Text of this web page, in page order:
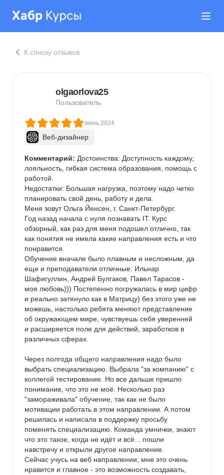
К списку отзывов
olgaorlova25
Пользователь
июнь 2024
Веб-дизайнер
Комментарий: Достоинства: Доступность каждому,
лояльность, гибкая система образования, помощь с
работой.
Недостатки: Большая нагрузка, поэтому надо четко
планировать свой день, работу и дела.
Меня зовут Ольга Йенсен, г. Санкт-Петербург.
Год назад начала с нуля познавать IT. Курс
обзорный, как раз для меня подошел отлично, так
как понятия не имела какие направления есть и что
понравится.
Обучение вначале было плавным и несложным, да
еще и преподаватели отличные: Ильнар
Шафигуллин, Андрей Булгаков, Павел Тарасов -
моя любовь))) Постепенно погружалась в мир цифр
и реально затянуло как в Матрицу) без этого уже не
можешь, настолько ребята меняют представление
об окружающем мире, чувствуешь себя уверенней
и расширяется поле для действий, заработков в
различных сферах.
Через полгода общего направления надо было
выбрать специализацию. Выбрала "за компанию" с
коллегой тестирование. Но все дальше пришло
понимание, что это не моё. Несколько раз
"замораживала" обучение, так как не было
мотивации работать в этом направлении. А потом
решилась и написала в поддержку просьбу
поменять специализацию. Команда умнички, знают
что это такое, когда не идёт и всё... пошли
навстречу и открыли другое направление.
Сейчас учусь на веб направлении, мне это очень
нравится и главное - это возможность создавать,